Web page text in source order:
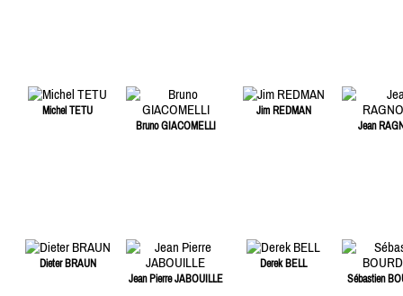
Michel TETU
Bruno GIACOMELLI
Jim REDMAN
Jean
Dieter BRAUN
Jean Pierre JABOUILLE
Derek BELL
Sébastien